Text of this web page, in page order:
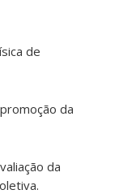
de
da
da